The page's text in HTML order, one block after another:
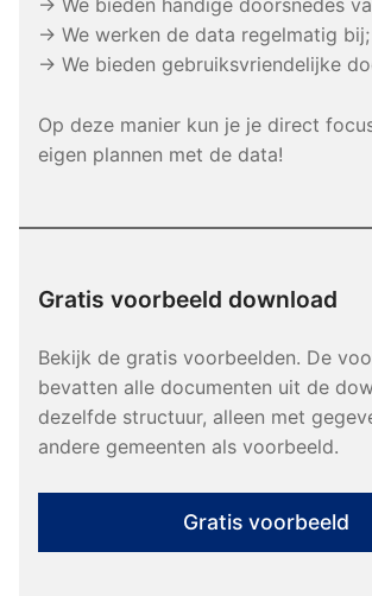
→ We werken de data regelmatig bij;
→ We bieden gebruiksvriendelijke
Op deze manier kun je je direct
eigen plannen met de data!
Gratis voorbeeld download
Bekijk de gratis voorbeelden. De
bevatten alle documenten uit de
dezelfde structuur, alleen met
andere gemeenten als voorbeeld.
Gratis voorbeeld